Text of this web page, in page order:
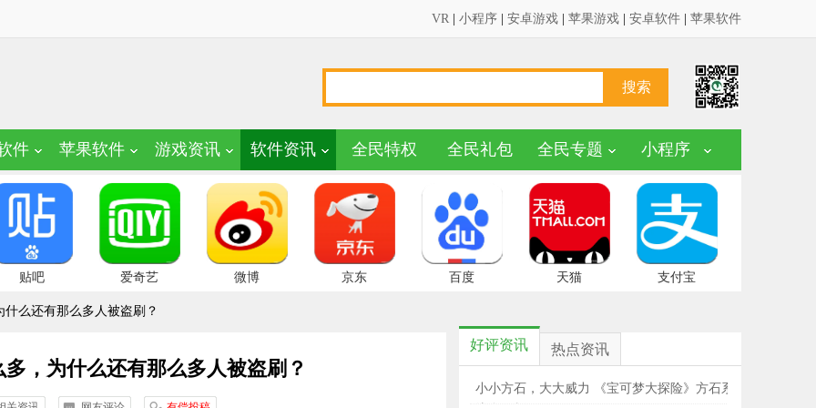
VR 小程序 安卓游戏 苹果游戏 安卓软件 苹果软件
件 苹果软件 游戏资讯 软件资讯 全民特权 全民礼包 全民专题 小程序
贴吧 爱奇艺 微博 京东 百度 天猫 支付宝
么还有那么多人被盗刷？
，为什么还有那么多人被盗刷？
好评资讯 热点资讯
小小方石，大大威力 《宝可梦大探险》方石系